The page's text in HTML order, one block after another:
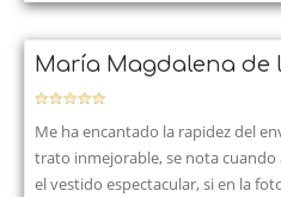
María Magdalena de
Me ha encantado la rapidez del
trato inmejorable, se nota cuando
el vestido espectacular, si en la